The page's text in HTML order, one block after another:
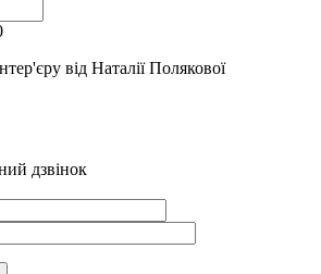
від Наталії Полякової
дзвінок